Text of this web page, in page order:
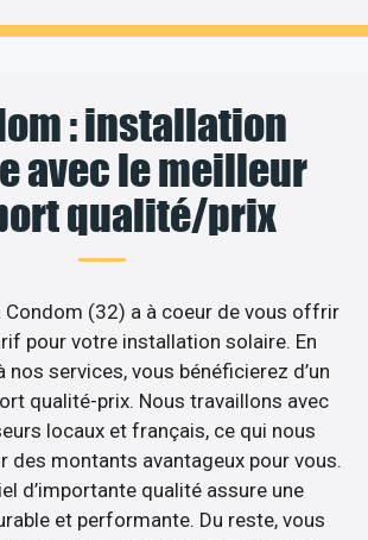
: installation
avec le meilleur
qualité/prix
Condom (32) a à coeur de vous offrir
pour votre installation solaire. En
nos services, vous bénéficierez d’un
qualité-prix. Nous travaillons avec
locaux et français, ce qui nous
des montants avantageux pour vous.
d’importante qualité assure une
et performante. Du reste, vous